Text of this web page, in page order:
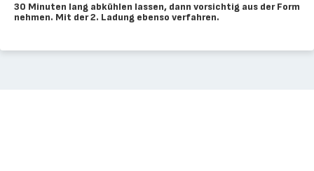
30 Minuten lang abkühlen lassen, dann vorsichtig aus der Form
nehmen. Mit der 2. Ladung ebenso verfahren.